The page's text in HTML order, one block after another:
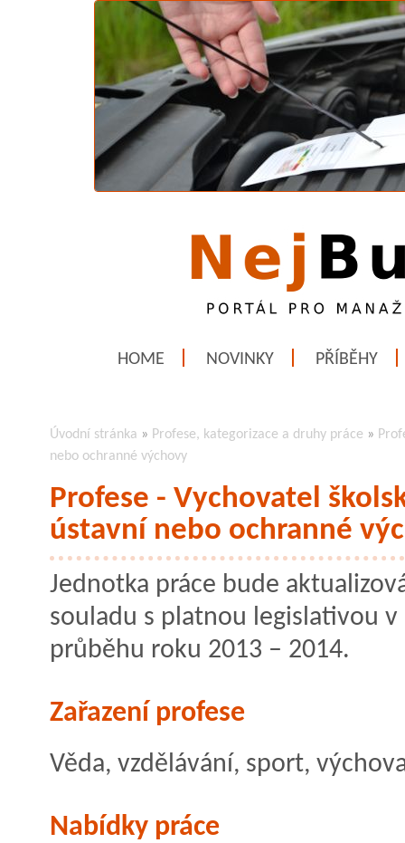
HOME NOVINKY PŘÍBĚHY
Úvodní stránka » Profese, kategorizace a druhy práce »
nebo ochranné výchovy
Profese - Vychovatel
ústavní nebo ochranné
Jednotka práce bude
souladu s platnou legislativou v
průběhu roku 2013 – 2014.
Zařazení profese
Věda, vzdělávání, sport,
Nabídky práce